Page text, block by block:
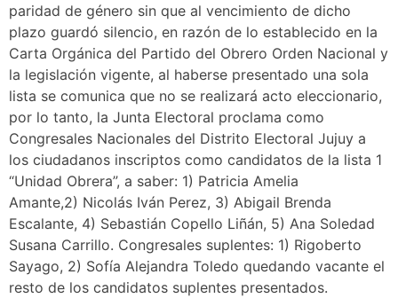
paridad de género sin que al vencimiento de dicho
plazo guardó silencio, en razón de lo establecido en la
Carta Orgánica del Partido del Obrero Orden Nacional y
la legislación vigente, al haberse presentado una sola
lista se comunica que no se realizará acto eleccionario,
por lo tanto, la Junta Electoral proclama como
Congresales Nacionales del Distrito Electoral Jujuy a
los ciudadanos inscriptos como candidatos de la lista 1
“Unidad Obrera”, a saber: 1) Patricia Amelia
Amante,2) Nicolás Iván Perez, 3) Abigail Brenda
Escalante, 4) Sebastián Copello Liñán, 5) Ana Soledad
Susana Carrillo. Congresales suplentes: 1) Rigoberto
Sayago, 2) Sofía Alejandra Toledo quedando vacante el
resto de los candidatos suplentes presentados.